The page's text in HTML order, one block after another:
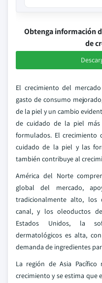
Obtenga información
de
El crecimiento del
gasto de consumo
de la piel y un cambio
de cuidado de la piel más
formulados. El crecimiento
cuidado de la piel y las
también contribuye al
América del Norte
global del mercado,
tradicionalmente alto, los
canal, y los oleoductos
Estados Unidos, la
dermatológicos es alta,
demanda de ingredientes
La región de Asia
crecimiento y se estima que